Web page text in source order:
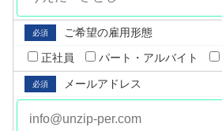
必須
ご希望の雇⽤形態
正社員
パート・アルバイト
必須 メールアドレス